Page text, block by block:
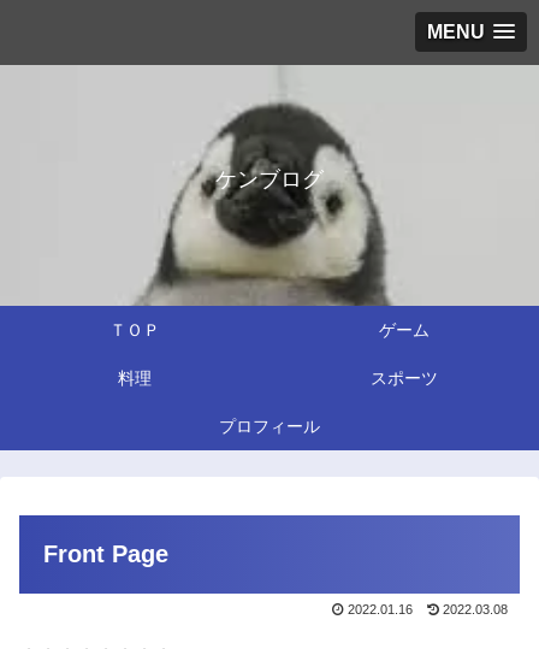
MENU
ケンブログ
ＴＯＰ ゲーム
料理 スポーツ
プロフィール
Front Page
2022.01.16 2022.03.08